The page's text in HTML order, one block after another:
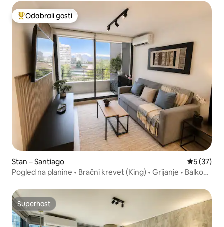
Među najviše rangiranima s oznakom „Odabrali gosti”
Odabrali gosti
Stan – Santiago Prosječna
5 (37)
Pogled na planine • Bračni krevet (King) • Grijanje • Balkon
Superhost
Superhost